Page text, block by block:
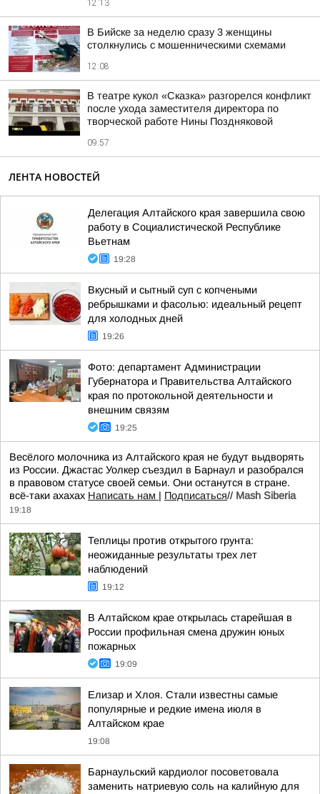
12:13
В Бийске за неделю сразу 3 женщины
столкнулись с мошенническими схемами
12:08
В театре кукол «Сказка» разгорелся конфликт
после ухода заместителя директора по
творческой работе Нины Поздняковой
09:57
ЛЕНТА НОВОСТЕЙ
Делегация Алтайского края завершила свою
работу в Социалистической Республике
Вьетнам
19:28
Вкусный и сытный суп с копчеными
ребрышками и фасолью: идеальный рецепт
для холодных дней
19:26
Фото: департамент Администрации
Губернатора и Правительства Алтайского
края по протокольной деятельности и
внешним связям
19:25
Весёлого молочника из Алтайского края не будут выдворять
из России. Джастас Уолкер съездил в Барнаул и разобрался
в правовом статусе своей семьи. Они останутся в стране.
всё-таки ахахах Написать нам | Подписаться// Mash Siberia
19:18
Теплицы против открытого грунта:
неожиданные результаты трех лет
наблюдений
19:12
В Алтайском крае открылась старейшая в
России профильная смена дружин юных
пожарных
19:09
Елизар и Хлоя. Стали известны самые
популярные и редкие имена июля в
Алтайском крае
19:08
Барнаульский кардиолог посоветовала
заменить натриевую соль на калийную для